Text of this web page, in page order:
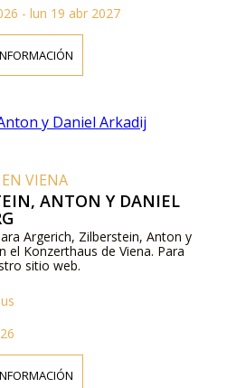
- lun 19 abr 2027
VIENA
ANTON Y DANIEL
Argerich, Zilberstein, Anton y
el Konzerthaus de Viena. Para
sitio web.